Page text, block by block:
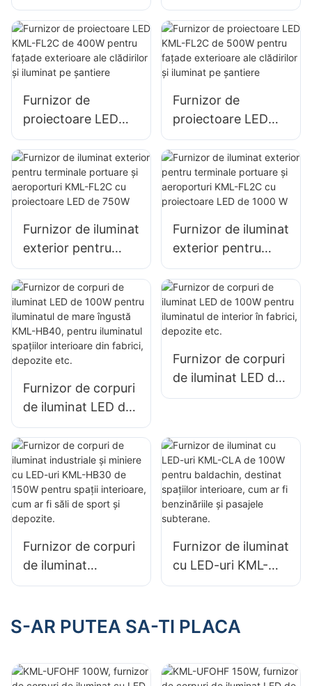
parcări și depozite,
proiector LED KML-
FL2C 200W
parcări și depozite,
proiector LED KML-
FL2C de 240 W
Furnizor de
proiectoare LED
KML-FL2C de
400W pentru
fațade exterioare
ale clădirilor și
Furnizor de
proiectoare LED
KML-FL2C de
500W pentru
fațade exterioare
ale clădirilor și
Furnizor de iluminat
exterior pentru
terminale portuare
și aeroporturi KML-
FL2C cu
proiectoare LED de
750W
Furnizor de iluminat
exterior pentru
terminale portuare
și aeroporturi KML-
FL2C cu
proiectoare LED de
Furnizor de corpuri
de iluminat LED de
100W pentru
iluminatul de mare
îngustă KML-HB40,
pentru iluminatul
spațiilor interioare
din fabrici,
depozite etc.
Furnizor de corpuri
de iluminat LED de
100W pentru
interior în fabrici,
depozite etc.
Furnizor de corpuri
de iluminat
industriale și
KML-HB30 de
săli de sport și
Furnizor de iluminat
cu LED-uri KML-
CLA de 100W
destinat spațiilor
pasajele subterane.
S-AR PUTEA SA-TI PLACA